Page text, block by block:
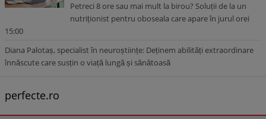
Petreci 8 ore sau mai mult la birou? Soluții de la un
nutriționist pentru oboseala care apare în jurul orei
15:00
Diana Palotaș, specialist în neuroștiințe: Deținem abilități extraordinare
înnăscute care susțin o viață lungă și sănătoasă
perfecte.ro